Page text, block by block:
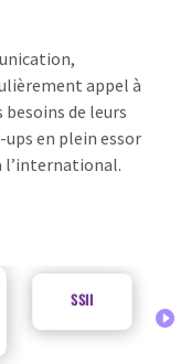
appel à
de leurs
en plein essor
l’international.
SSII